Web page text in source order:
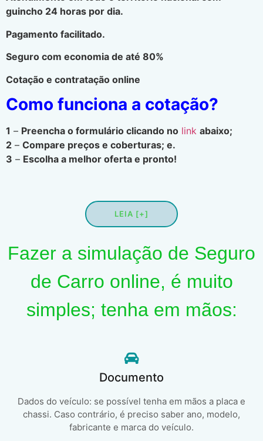
guincho 24 horas por dia.
Pagamento facilitado.
Seguro com economia de até 80%
Cotação e contratação online
Como funciona a cotação?
1 – Preencha o formulário clicando no link abaixo;
2 – Compare preços e coberturas; e.
3 – Escolha a melhor oferta e pronto!
LEIA [+]
Fazer a simulação de Seguro
de Carro online, é muito
simples; tenha em mãos:
Documento
Dados do veículo: se possível tenha em mãos a placa e
chassi. Caso contrário, é preciso saber ano, modelo,
fabricante e marca do veículo.